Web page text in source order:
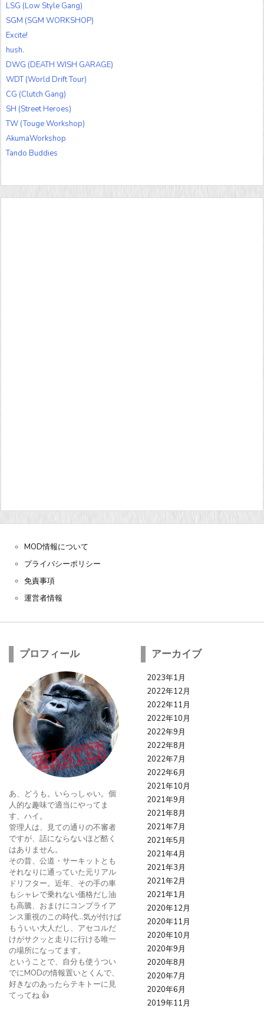
LSG (Low Style Gang)
SGM (SGM WORKSHOP)
Excite!
hush.
DWG (DEATH WISH GARAGE)
WDT (World Drift Tour)
CG (Clutch Gang)
SH (Street Heroes)
TW (Touge Workshop)
AkumaWorkshop
Tando Buddies
MOD情報について
プライバシーポリシー
免責事項
運営者情報
プロフィール
あ、どうも。いらっしゃい。個
人的な趣味で適当にやってま
す、ハイ。
管理人は、見ての通りの不審者
ですが、話にならないほど酷く
はありません。
その昔、公道・サーキットとも
それなりに通っていた元リアル
ドリフター。近年、その手の車
もシャレで乗れない価格だし油
も高騰、おまけにコンプライア
ンス重視のこの時代…気が付けば
もういい大人だし、アセコルだ
けがサクッと走りに行ける唯一
の場所になってます。
ということで、自分も使うつい
でにMODの情報置いとくんで、
好きなのあったらテキトーに見
てってね 👍
アーカイブ
2023年1月
2022年12月
2022年11月
2022年10月
2022年9月
2022年8月
2022年7月
2022年6月
2021年10月
2021年9月
2021年8月
2021年7月
2021年5月
2021年4月
2021年3月
2021年2月
2021年1月
2020年12月
2020年11月
2020年10月
2020年9月
2020年8月
2020年7月
2020年6月
2019年11月